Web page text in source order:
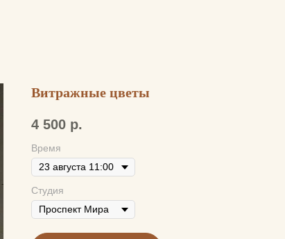
Витражные цветы
4 500 р.
Время
Студия